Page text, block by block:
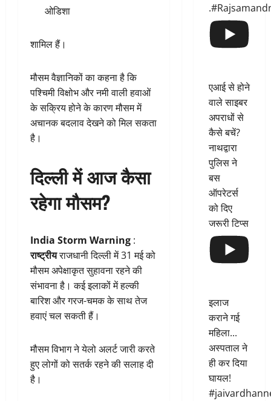
ओडिशा
शामिल हैं।
मौसम वैज्ञानिकों का कहना है कि
पश्चिमी विक्षोभ और नमी वाली हवाओं
के सक्रिय होने के कारण मौसम में
अचानक बदलाव देखने को मिल सकता
है।
दिल्ली में आज कैसा
रहेगा मौसम?
India Storm Warning :
राष्ट्रीयराजधानी दिल्ली में 31 मई को
मौसम अपेक्षाकृत सुहावना रहने की
संभावना है। कई इलाकों में हल्की
बारिश और गरज-चमक के साथ तेज
हवाएं चल सकती हैं।
मौसम विभाग ने येलो अलर्ट जारी करते
हुए लोगों को सतर्क रहने की सलाह दी
है।
एआई से होने
वाले साइबर
अपराधों से
कैसे बचें?
नाथद्वारा
पुलिस ने
बस
ऑपरेटर्स
को दिए
जरूरी टिप्स
इलाज
कराने गई
महिला...
अस्पताल ने
ही कर दिया
घायल!